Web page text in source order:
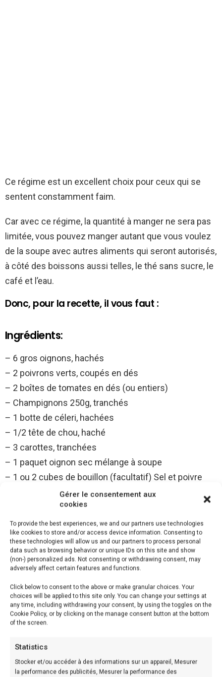
Gérer le consentement aux
cookies
To provide the best experiences, we and our partners use technologies
like cookies to store and/or access device information. Consenting to
these technologies will allow us and our partners to process personal
data such as browsing behavior or unique IDs on this site and show
(non-) personalized ads. Not consenting or withdrawing consent, may
adversely affect certain features and functions.
Click below to consent to the above or make granular choices. Your
choices will be applied to this site only. You can change your settings at
any time, including withdrawing your consent, by using the toggles on the
Cookie Policy, or by clicking on the manage consent button at the bottom
of the screen.
Statistics
Stocker et/ou accéder à des informations sur un appareil, Mesurer
la performance des publicités, Mesurer la performance des
Ce régime est un excellent choix pour ceux qui se
sentent constamment faim.
Car avec ce régime, la quantité à manger ne sera pas
limitée, vous pouvez manger autant que vous voulez
de la soupe avec autres aliments qui seront autorisés,
à côté des boissons aussi telles, le thé sans sucre, le
café et l’eau.
Donc, pour la recette, il vous faut :
Ingrédients:
– 6 gros oignons, hachés
– 2 poivrons verts, coupés en dés
– 2 boîtes de tomates en dés (ou entiers)
– Champignons 250g, tranchés
– 1 botte de céleri, hachées
– 1/2 tête de chou, haché
– 3 carottes, tranchées
– 1 paquet oignon sec mélange à soupe
– 1 ou 2 cubes de bouillon (facultatif) Sel et poivre
Pour ajouter de la saveur:
Le poivre de Cayenne, la poudre de curry, mélange
d’herbes ou tout autre assaisonnement.
Préparation
Etape: 1
Utilisez l’huile de pulvérisation pour faire sauter les
oignons hachés dans un grand pot.
Etape: 2
Ajouter les morceaux de poivron vert et les mettre sur